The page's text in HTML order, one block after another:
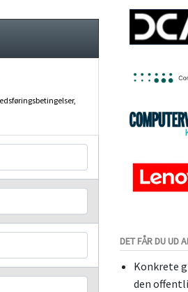
DET FÅR DU UD
Konkrete
den